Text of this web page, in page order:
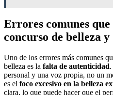
Errores comunes
concurso de belleza
Uno de los errores más comunes
belleza es la falta de autenticidad
personal y una voz propia, no un
es el foco excesivo en la belleza
clara, lo que puede hacer que el